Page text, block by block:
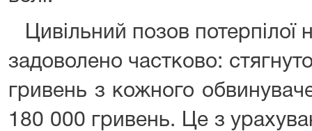
Цивільний позов потерпілої
задоволено частково:
гривень з кожного
180 000 гривень. Це з